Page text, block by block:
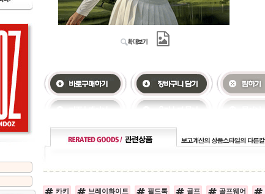
카키 브레이화이트 필드룩 골프 골프웨어